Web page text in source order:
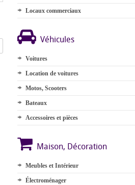
Locaux commerciaux
Véhicules
Voitures
Location de voitures
Motos, Scooters
Bateaux
Accessoires et pièces
Maison, Décoration
Meubles et Intérieur
Électroménager